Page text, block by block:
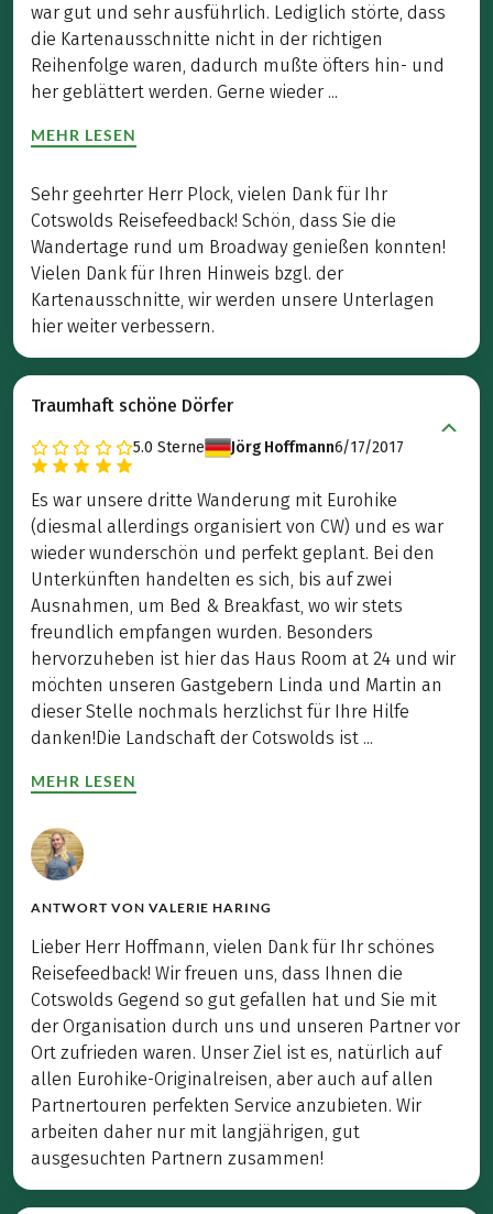
war gut und sehr ausführlich. Lediglich störte, dass
die Kartenausschnitte nicht in der richtigen
Reihenfolge waren, dadurch mußte öfters hin- und
her geblättert werden. Gerne wieder ...
MEHR LESEN
Sehr geehrter Herr Plock, vielen Dank für Ihr
Cotswolds Reisefeedback! Schön, dass Sie die
Wandertage rund um Broadway genießen konnten!
Vielen Dank für Ihren Hinweis bzgl. der
Kartenausschnitte, wir werden unsere Unterlagen
hier weiter verbessern.
Traumhaft schöne Dörfer
5.0 Sterne Jörg Hoffmann6/17/2017
Es war unsere dritte Wanderung mit Eurohike
(diesmal allerdings organisiert von CW) und es war
wieder wunderschön und perfekt geplant. Bei den
Unterkünften handelten es sich, bis auf zwei
Ausnahmen, um Bed & Breakfast, wo wir stets
freundlich empfangen wurden. Besonders
hervorzuheben ist hier das Haus Room at 24 und wir
möchten unseren Gastgebern Linda und Martin an
dieser Stelle nochmals herzlichst für Ihre Hilfe
danken!Die Landschaft der Cotswolds ist ...
MEHR LESEN
ANTWORT VON VALERIE HARING
Lieber Herr Hoffmann, vielen Dank für Ihr schönes
Reisefeedback! Wir freuen uns, dass Ihnen die
Cotswolds Gegend so gut gefallen hat und Sie mit
der Organisation durch uns und unseren Partner vor
Ort zufrieden waren. Unser Ziel ist es, natürlich auf
allen Eurohike-Originalreisen, aber auch auf allen
Partnertouren perfekten Service anzubieten. Wir
arbeiten daher nur mit langjährigen, gut
ausgesuchten Partnern zusammen!